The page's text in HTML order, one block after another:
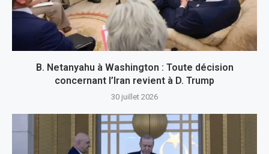
B. Netanyahu à Washington : Toute décision
concernant l’Iran revient à D. Trump
30 juillet 2026